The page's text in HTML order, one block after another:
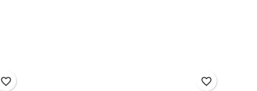
favorite_border favorite_border